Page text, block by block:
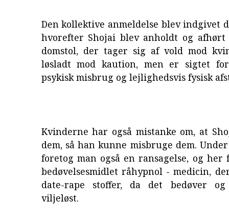
Den kollektive anmeldelse blev indgivet
hvorefter Shojai blev anholdt og
domstol, der tager sig af vold mod
løsladt mod kaution, men er sigtet
psykisk misbrug og lejlighedsvis fysisk
Kvinderne har også mistanke om, at
dem, så han kunne misbruge dem.
foretog man også en ransagelse, og
bedøvelsesmidlet råhypnol - medicin,
date-rape stoffer, da det bedøver
viljeløst.